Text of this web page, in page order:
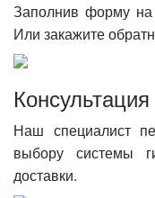
Заполнив форму на
Или закажите
Консультация
Наш специалист
выбору системы
доставки.